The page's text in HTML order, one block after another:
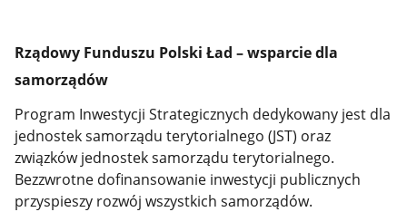
Rządowy Funduszu Polski Ład – wsparcie dla
samorządów
Program Inwestycji Strategicznych dedykowany jest dla
jednostek samorządu terytorialnego (JST) oraz
związków jednostek samorządu terytorialnego.
Bezzwrotne dofinansowanie inwestycji publicznych
przyspieszy rozwój wszystkich samorządów.